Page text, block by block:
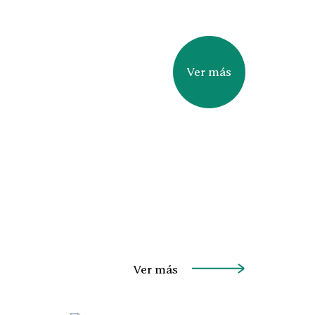
Ver más
Ver más